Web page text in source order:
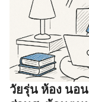
วัยรุ่น ห้อง นอ